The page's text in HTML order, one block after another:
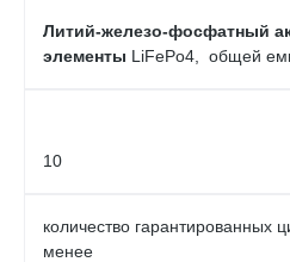
Литий-железо-фосфатный
элементы LiFePo4, общей
10
количество гарантированных
менее